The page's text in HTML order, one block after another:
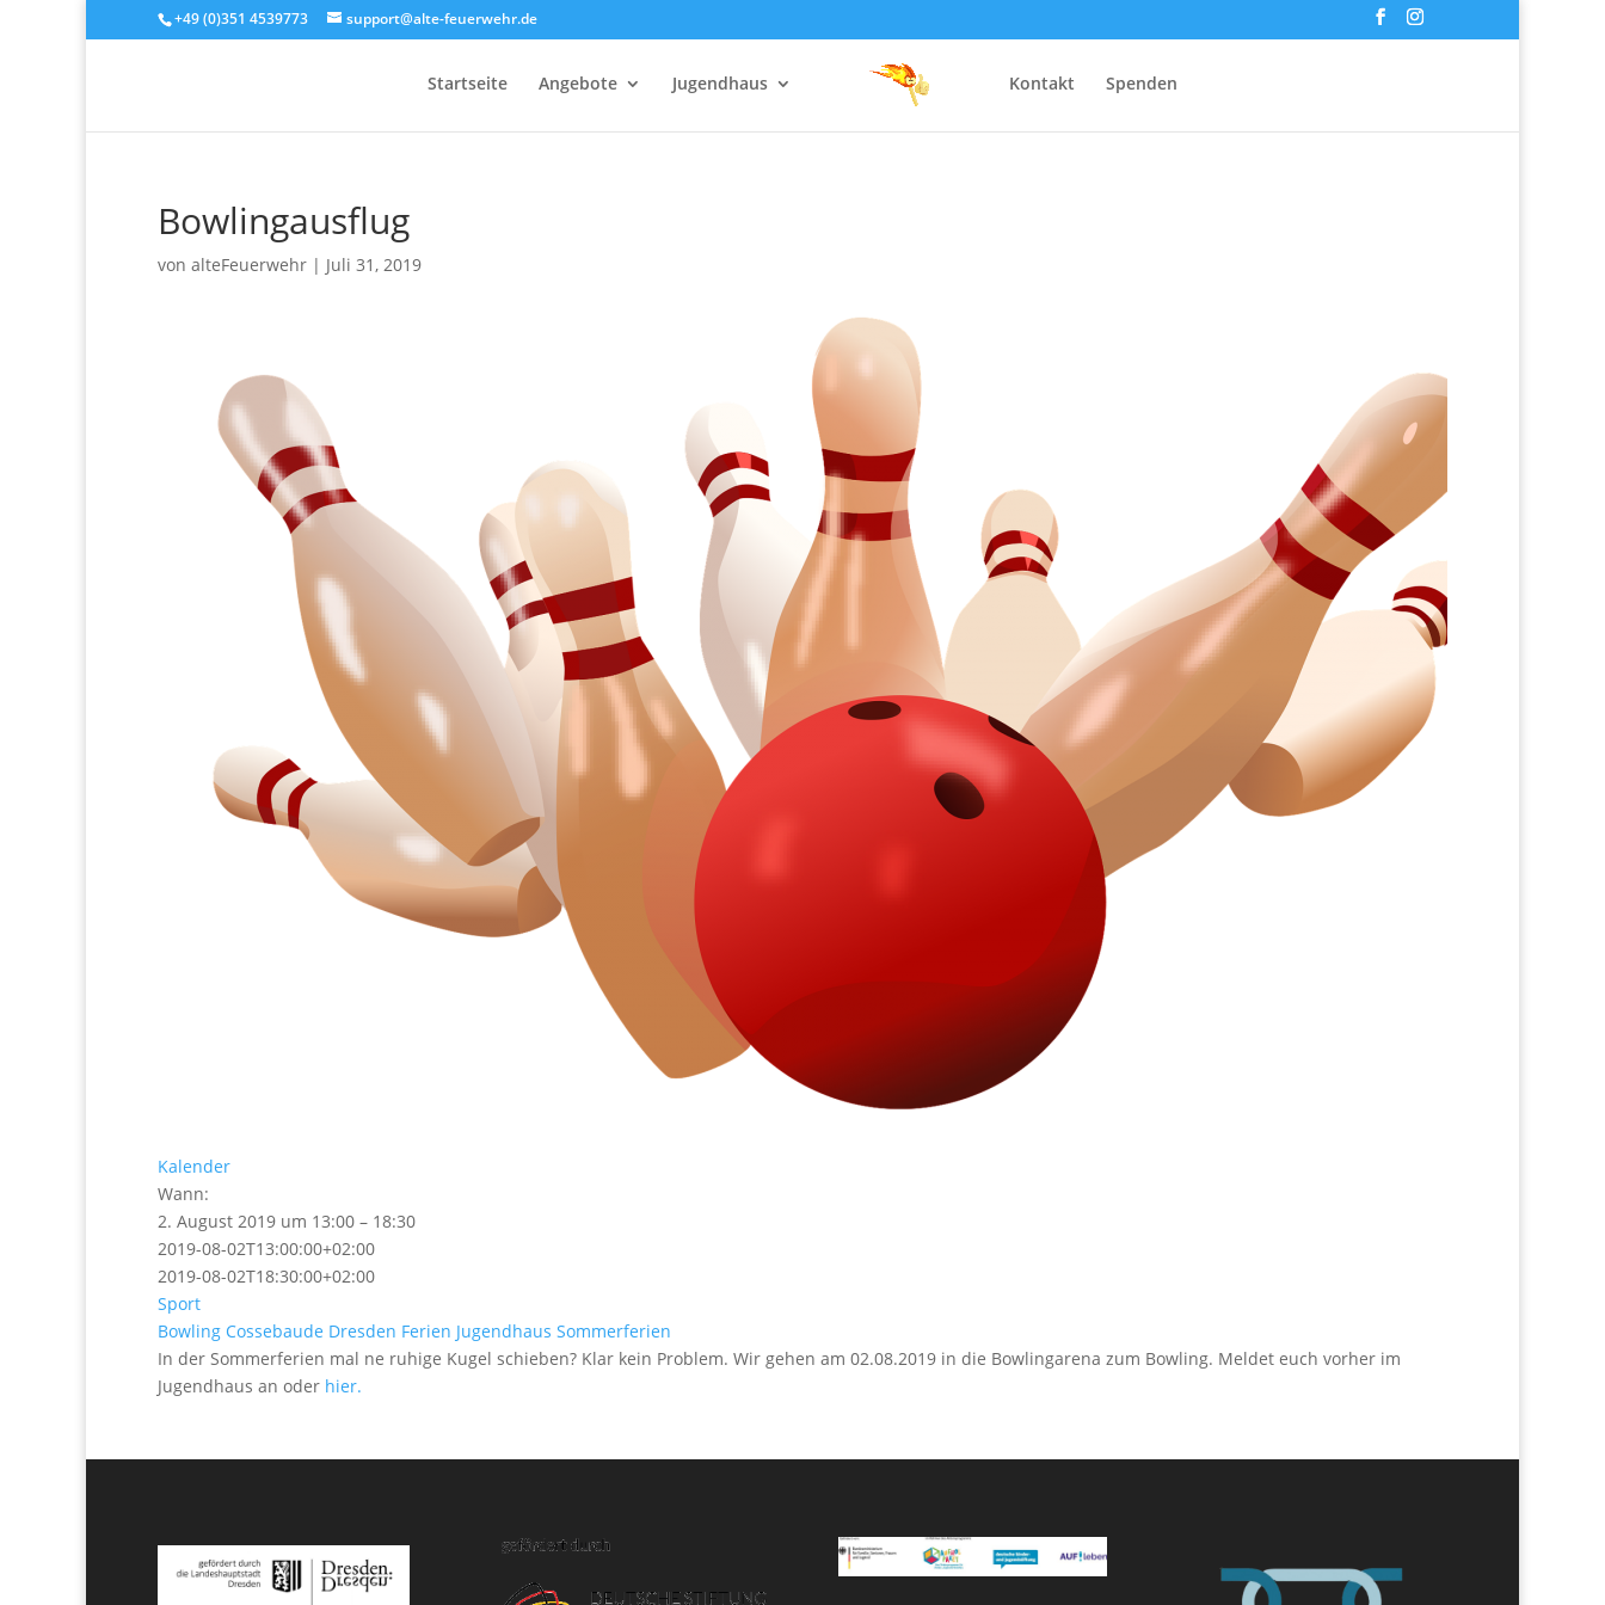
+49 (0)351 4539773 support@alte-feuerwehr.de
Startseite Angebote Jugendhaus Kontakt Spenden
Bowlingausflug
von alteFeuerwehr | Juli 31, 2019
Kalender
Wann:
2. August 2019 um 13:00 – 18:30
2019-08-02T13:00:00+02:00
2019-08-02T18:30:00+02:00
Sport
Bowling Cossebaude Dresden Ferien Jugendhaus Sommerferien
In der Sommerferien mal ne ruhige Kugel schieben? Klar kein Problem. Wir gehen am 02.08.2019 in die Bowlingarena zum Bowling. Meldet euch vorher im
Jugendhaus an oder hier.